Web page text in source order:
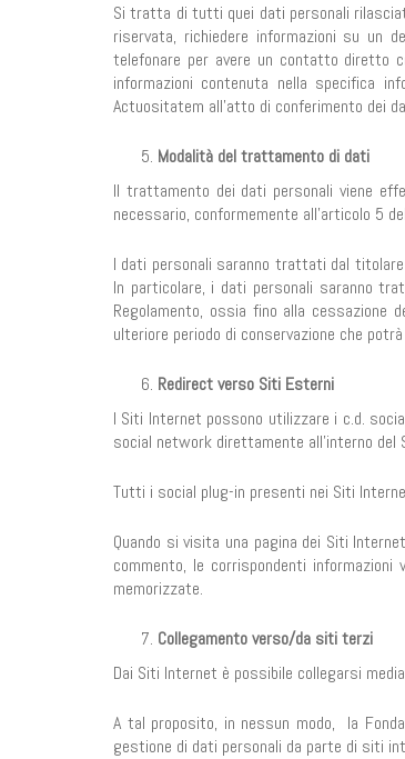
Si tratta di tutti quei dati personali
riservata, richiedere informazioni su un
telefonare per avere un contatto
informazioni contenuta nella specifica
Actuositatem all’atto di conferimento dei
Modalità del trattamento di dati
Il trattamento dei dati personali viene
necessario, conformemente all’articolo 5
I dati personali saranno trattati dal
In particolare, i dati personali saranno
Regolamento, ossia fino alla
ulteriore periodo di conservazione che
Redirect verso Siti Esterni
I Siti Internet possono utilizzare i c.d.
social network direttamente all’interno del
Tutti i social plug-in presenti nei Siti
Quando si visita una pagina dei Siti
commento, le corrispondenti
memorizzate.
Collegamento verso/da siti terzi
Dai Siti Internet è possibile collegarsi
A tal proposito, in nessun modo, la
gestione di dati personali da parte di siti